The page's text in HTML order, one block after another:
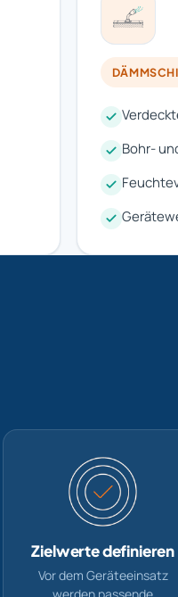
Bohr-
Zielwerte definieren
Vor dem Geräteeinsatz